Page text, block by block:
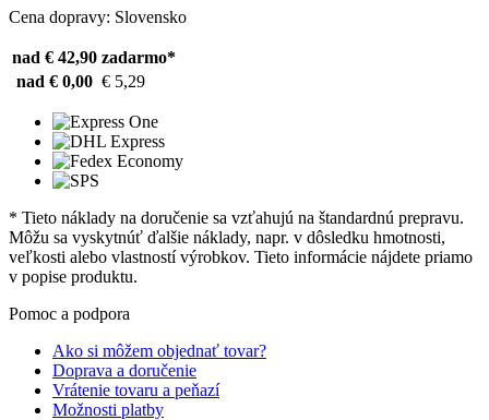
Cena dopravy: Slovensko
nad € 42,90 zadarmo*
nad € 0,00 € 5,29
* Tieto náklady na doručenie sa vzťahujú na štandardnú prepravu.
Môžu sa vyskytnúť ďalšie náklady, napr. v dôsledku hmotnosti,
veľkosti alebo vlastností výrobkov. Tieto informácie nájdete priamo
v popise produktu.
Pomoc a podpora
Ako si môžem objednať tovar?
Doprava a doručenie
Vrátenie tovaru a peňazí
Možnosti platby